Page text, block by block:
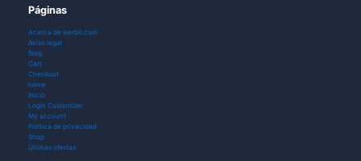
Páginas
Acerca de ikerbit.com
Aviso legal
Blog
Cart
Checkout
home
Inicio
Login Customizer
My account
Política de privacidad
Shop
Últimas ofertas